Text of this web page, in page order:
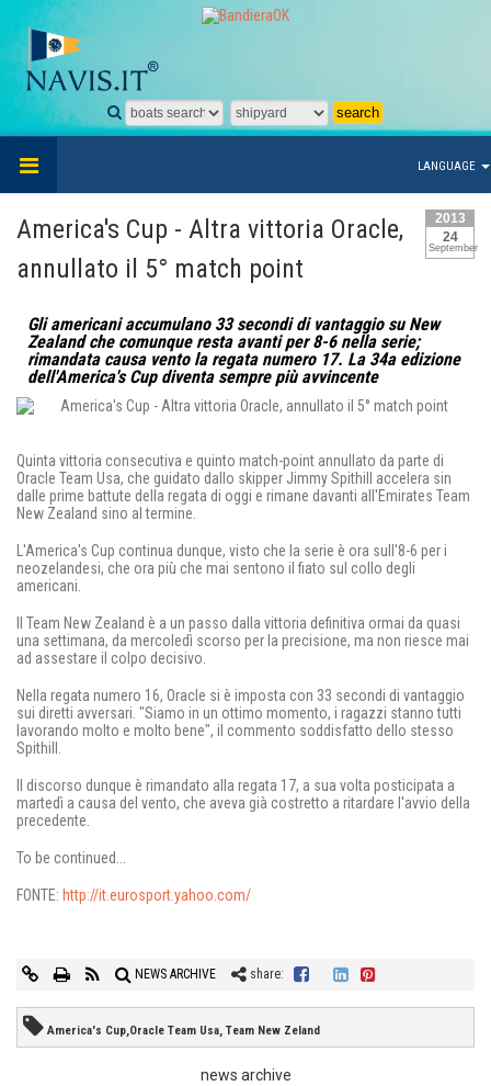
LANGUAGE
2013
24
September
America's Cup - Altra vittoria Oracle,
annullato il 5° match point
Gli americani accumulano 33 secondi di vantaggio su New
Zealand che comunque resta avanti per 8-6 nella serie;
rimandata causa vento la regata numero 17. La 34a edizione
dell'America's Cup diventa sempre più avvincente
Quinta vittoria consecutiva e quinto match-point annullato da parte di
Oracle Team Usa, che guidato dallo skipper Jimmy Spithill accelera sin
dalle prime battute della regata di oggi e rimane davanti all'Emirates Team
New Zealand sino al termine.
L'America's Cup continua dunque, visto che la serie è ora sull'8-6 per i
neozelandesi, che ora più che mai sentono il fiato sul collo degli
americani.
Il Team New Zealand è a un passo dalla vittoria definitiva ormai da quasi
una settimana, da mercoledì scorso per la precisione, ma non riesce mai
ad assestare il colpo decisivo.
Nella regata numero 16, Oracle si è imposta con 33 secondi di vantaggio
sui diretti avversari. "Siamo in un ottimo momento, i ragazzi stanno tutti
lavorando molto e molto bene", il commento soddisfatto dello stesso
Spithill.
Il discorso dunque è rimandato alla regata 17, a sua volta posticipata a
martedì a causa del vento, che aveva già costretto a ritardare l'avvio della
precedente.
To be continued...
FONTE: http://it.eurosport.yahoo.com/
NEWS ARCHIVE share:
America's Cup,Oracle Team Usa, Team New Zeland
news archive